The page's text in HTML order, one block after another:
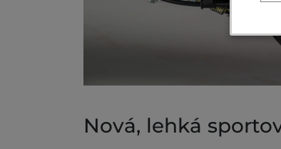
Nová, lehká